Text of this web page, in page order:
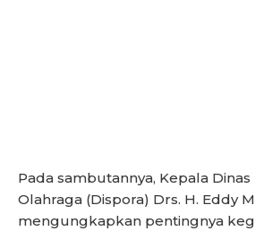
Pada sambutannya, Kepala
Olahraga (Dispora) Drs. H. Eddy
mengungkapkan pentingnya